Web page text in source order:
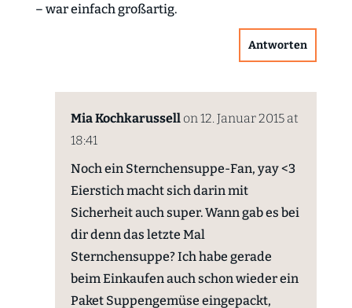
– war einfach großartig.
Antworten
Mia Kochkarussell on 12. Januar 2015 at
18:41
Noch ein Sternchensuppe-Fan, yay <3
Eierstich macht sich darin mit
Sicherheit auch super. Wann gab es bei
dir denn das letzte Mal
Sternchensuppe? Ich habe gerade
beim Einkaufen auch schon wieder ein
Paket Suppengemüse eingepackt,